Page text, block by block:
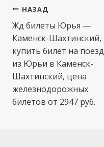
Навигация
по
записям
НАЗАД
Жд билеты Юрья —
Каменск-Шахтинский,
купить билет на поезд
из Юрьи в Каменск-
Шахтинский, цена
железнодорожных
билетов от 2947 руб.